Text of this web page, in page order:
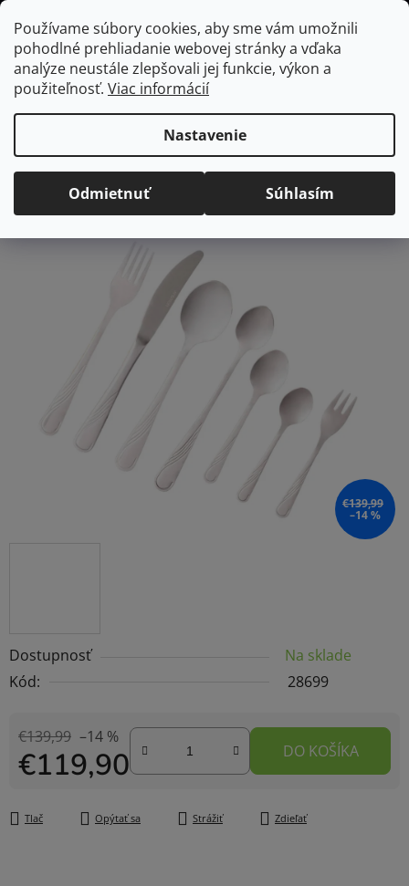
Používame súbory cookies, aby sme vám umožnili
pohodlné prehliadanie webovej stránky a vďaka
analýze neustále zlepšovali jej funkcie, výkon a
použiteľnosť. Viac informácií
Nastavenie
Odmietnuť Súhlasím
Prejsť
na
obsah
Hľadať
Domov
/ Vybavenie do jedálne / Stolovanie / Príbory / Sady príborov
AMBITION Napoli sada príborov, 72 ks
Dostupnosť
Na sklade
Kód:
28699
€139,99 –14 %
€119,90 DO KOŠÍKA
Tlač Opýtať sa Strážiť Zdieľať
AMBITION Napoli sada
príborov, 72 ks
Priemerné
hodnotenie
Neohodnotené
Podrobnosti hodnotenia
€139,99
–14 %